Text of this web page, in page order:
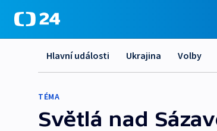
Hlavní události Ukrajina Volby
TÉMA
Světlá nad